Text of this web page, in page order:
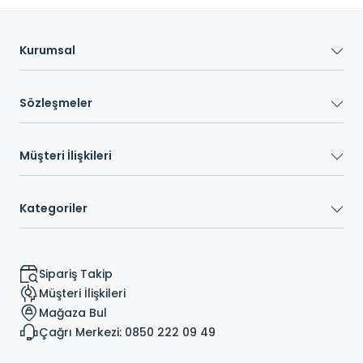
Kurumsal
Sözleşmeler
Müşteri İlişkileri
Kategoriler
Sipariş Takip
Müşteri İlişkileri
Mağaza Bul
Çağrı Merkezi: 0850 222 09 49